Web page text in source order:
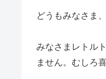
どうもみなさま
みなさまレトル
ません。むしろ